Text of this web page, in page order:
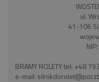
ul.
41-106
BRAMY ROLETY tel: +48
e-mail: